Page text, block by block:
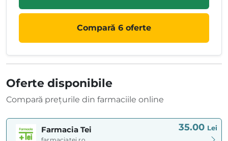
Compară 6 oferte
Oferte disponibile
Compară prețurile din farmaciile online
Farmacia Tei 35.00 Lei